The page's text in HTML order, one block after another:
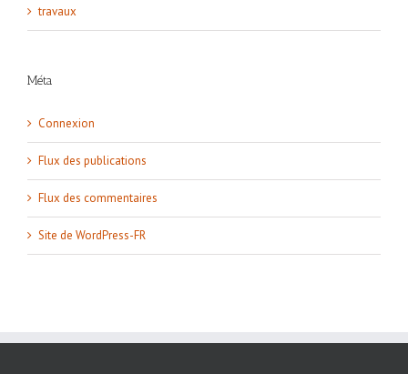
travaux
Méta
Connexion
Flux des publications
Flux des commentaires
Site de WordPress-FR